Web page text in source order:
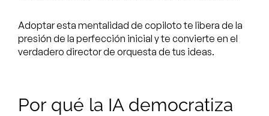
Adoptar esta mentalidad de copiloto te libera de la
presión de la perfección inicial y te convierte en el
verdadero director de orquesta de tus ideas.
Por qué la IA democratiza